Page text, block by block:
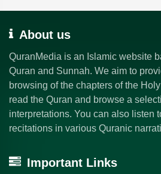
About us
QuranMedia is an Islamic website
Quran and Sunnah. We aim to
browsing of the chapters of the
read the Quran and browse a
interpretations. You can also listen
recitations in various Quranic
Important Links